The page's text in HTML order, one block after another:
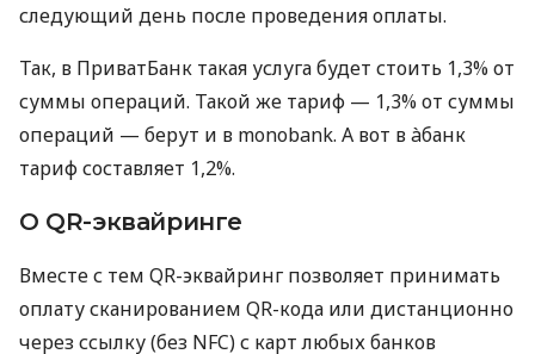
следующий день после проведения оплаты.
Так, в ПриватБанк такая услуга будет стоить 1,3% от
суммы операций. Такой же тариф — 1,3% от суммы
операций — берут и в monobank. А вот в àбанк
тариф составляет 1,2%.
О QR-эквайринге
Вместе с тем QR-эквайринг позволяет принимать
оплату сканированием QR-кода или дистанционно
через ссылку (без NFC) с карт любых банков